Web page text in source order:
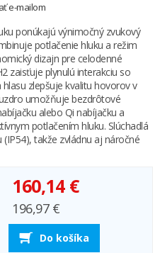
e-mailom
ponúkajú výnimočný zvukový
potlačenie hluku a režim
dizajn pre celodenné
zaisťuje plynulú interakciu so
zlepšuje kvalitu hovorov v
umožňuje bezdrôtové
alebo Qi nabíjačku a
potlačením hluku. Slúchadlá
takže zvládnu aj náročné
160,14 €
196,97 €
Do košíka